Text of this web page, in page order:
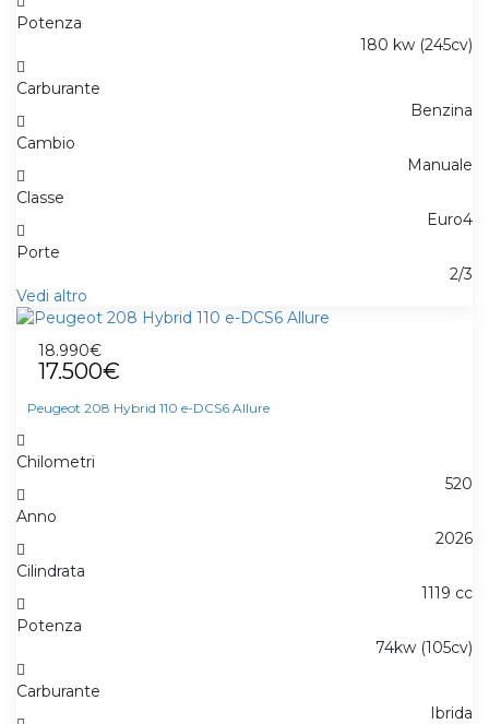
Potenza
180 kw (245cv)
Carburante
Benzina
Cambio
Manuale
Classe
Euro4
Porte
2/3
Vedi altro
18.990€
17.500€
Peugeot 208 Hybrid 110 e-DCS6 Allure
Chilometri
520
Anno
2026
Cilindrata
1119 cc
Potenza
74kw (105cv)
Carburante
Ibrida